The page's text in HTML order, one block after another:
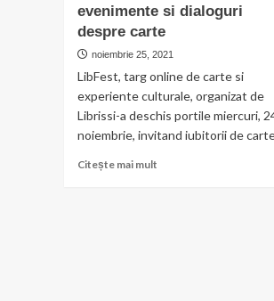
evenimente si dialoguri
despre carte
noiembrie 25, 2021
LibFest, targ online de carte si
experiente culturale, organizat de
Librissi-a deschis portile miercuri,
noiembrie, invitand iubitorii de
Citește mai mult